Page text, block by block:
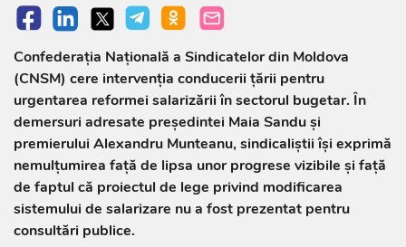
Confederația Națională a Sindicatelor din Moldova
(CNSM) cere intervenția conducerii țării pentru
urgentarea reformei salarizării în sectorul bugetar. În
demersuri adresate președintei Maia Sandu și
premierului Alexandru Munteanu, sindicaliștii își exprimă
nemulțumirea față de lipsa unor progrese vizibile și față
de faptul că proiectul de lege privind modificarea
sistemului de salarizare nu a fost prezentat pentru
consultări publice.